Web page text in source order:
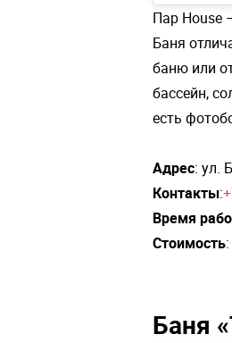
Пар House
Баня
баню или
бассейн,
есть
Адрес: ул.
Контакты:
Время
Стоимость
Баня